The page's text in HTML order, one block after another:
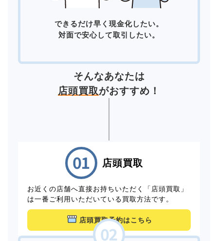
できるだけ早く現金化したい。
対面で安心して取引したい。
そんなあなたは
店頭買取がおすすめ！
店頭買取
お近くの店舗へ直接お持ちいただく「店頭買取」
は一番ご利用いただいている買取方法です。
店頭買取予約はこちら